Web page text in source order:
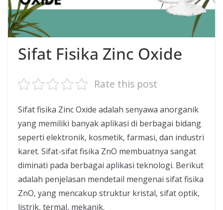
Sifat Fisika Zinc Oxide
Rate this post
Sifat fisika Zinc Oxide adalah senyawa anorganik
yang memiliki banyak aplikasi di berbagai bidang
seperti elektronik, kosmetik, farmasi, dan industri
karet. Sifat-sifat fisika ZnO membuatnya sangat
diminati pada berbagai aplikasi teknologi. Berikut
adalah penjelasan mendetail mengenai sifat fisika
ZnO, yang mencakup struktur kristal, sifat optik,
listrik, termal, mekanik.